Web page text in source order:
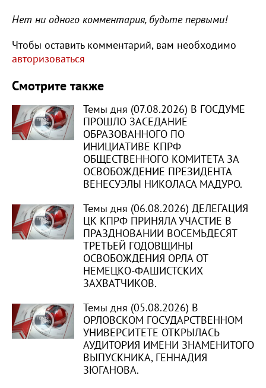
Нет ни одного комментария, будьте первыми!
Чтобы оставить комментарий, вам необходимо
авторизоваться
Смотрите также
Темы дня (07.08.2026) В ГОСДУМЕ
ПРОШЛО ЗАСЕДАНИЕ
ОБРАЗОВАННОГО ПО
ИНИЦИАТИВЕ КПРФ
ОБЩЕСТВЕННОГО КОМИТЕТА ЗА
ОСВОБОЖДЕНИЕ ПРЕЗИДЕНТА
ВЕНЕСУЭЛЫ НИКОЛАСА МАДУРО.
Темы дня (06.08.2026) ДЕЛЕГАЦИЯ
ЦК КПРФ ПРИНЯЛА УЧАСТИЕ В
ПРАЗДНОВАНИИ ВОСЕМЬДЕСЯТ
ТРЕТЬЕЙ ГОДОВЩИНЫ
ОСВОБОЖДЕНИЯ ОРЛА ОТ
НЕМЕЦКО-ФАШИСТСКИХ
ЗАХВАТЧИКОВ.
Темы дня (05.08.2026) В
ОРЛОВСКОМ ГОСУДАРСТВЕННОМ
УНИВЕРСИТЕТЕ ОТКРЫЛАСЬ
АУДИТОРИЯ ИМЕНИ ЗНАМЕНИТОГО
ВЫПУСКНИКА, ГЕННАДИЯ
ЗЮГАНОВА.